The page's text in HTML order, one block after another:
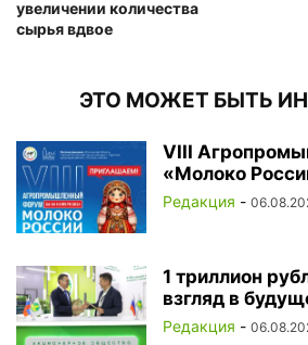
увеличении количества
сырья вдвое
ЭТО МОЖЕТ БЫТЬ
VIII
«Молоко
Редакция -
1 триллион
взгляд в
Редакция -